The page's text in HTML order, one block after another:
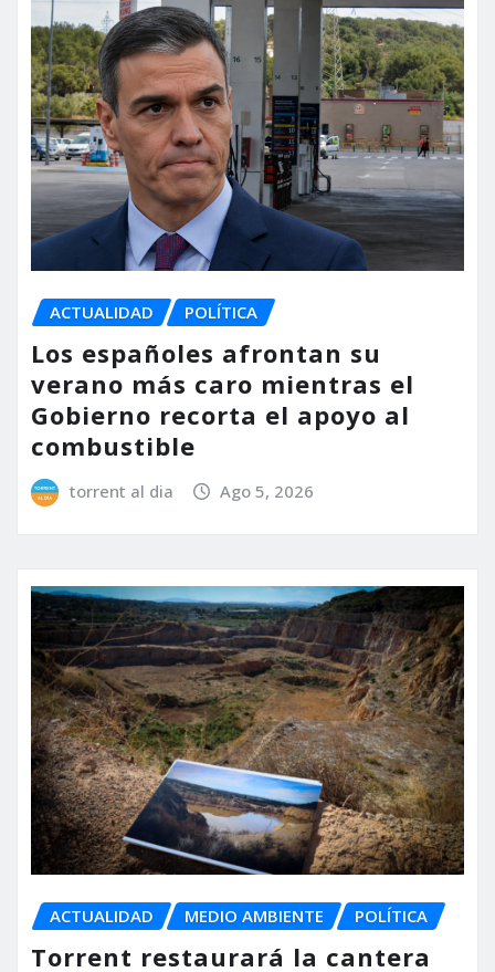
ACTUALIDAD POLÍTICA
Los españoles afrontan su
verano más caro mientras el
Gobierno recorta el apoyo al
combustible
torrent al dia Ago 5, 2026
ACTUALIDAD MEDIO AMBIENTE POLÍTICA
Torrent restaurará la cantera